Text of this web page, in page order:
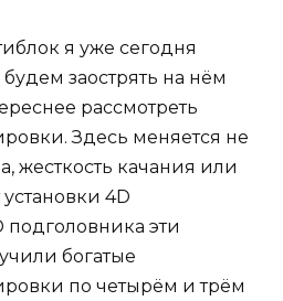
я уже сегодня
заострять на нём
рассмотреть
Здесь меняется не
жесткость качания или
4D
эти
богатые
по четырём и трём